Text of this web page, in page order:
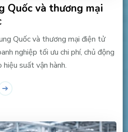
Quốc và thương mại
Quốc và thương mại điện tử
nghiệp tối ưu chi phí, chủ động
hiệu suất vận hành.